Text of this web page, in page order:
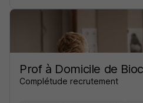
Prof à Domicile de
Complétude recrutement